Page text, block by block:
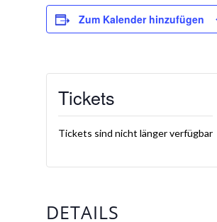
Zum Kalender hinzufügen
Tickets
Tickets sind nicht länger verfügbar
DETAILS